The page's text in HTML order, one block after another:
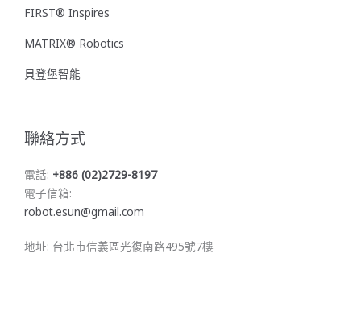
FIRST® Inspires
MATRIX® Robotics
貝登堡智能
聯絡方式
電話: +886 (02)2729-8197
電子信箱:
robot.esun@gmail.com
地址: 台北市信義區光復南路495號7樓